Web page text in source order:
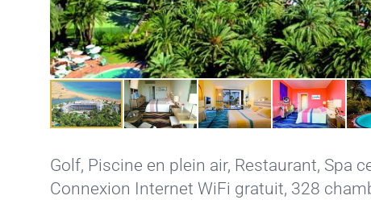
Golf, Piscine en plein air, Restaurant, Spa
Connexion Internet WiFi gratuit, 328